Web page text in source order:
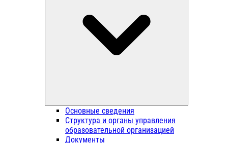
Основные сведения
Структура и органы управления
образовательной организацией
Документы